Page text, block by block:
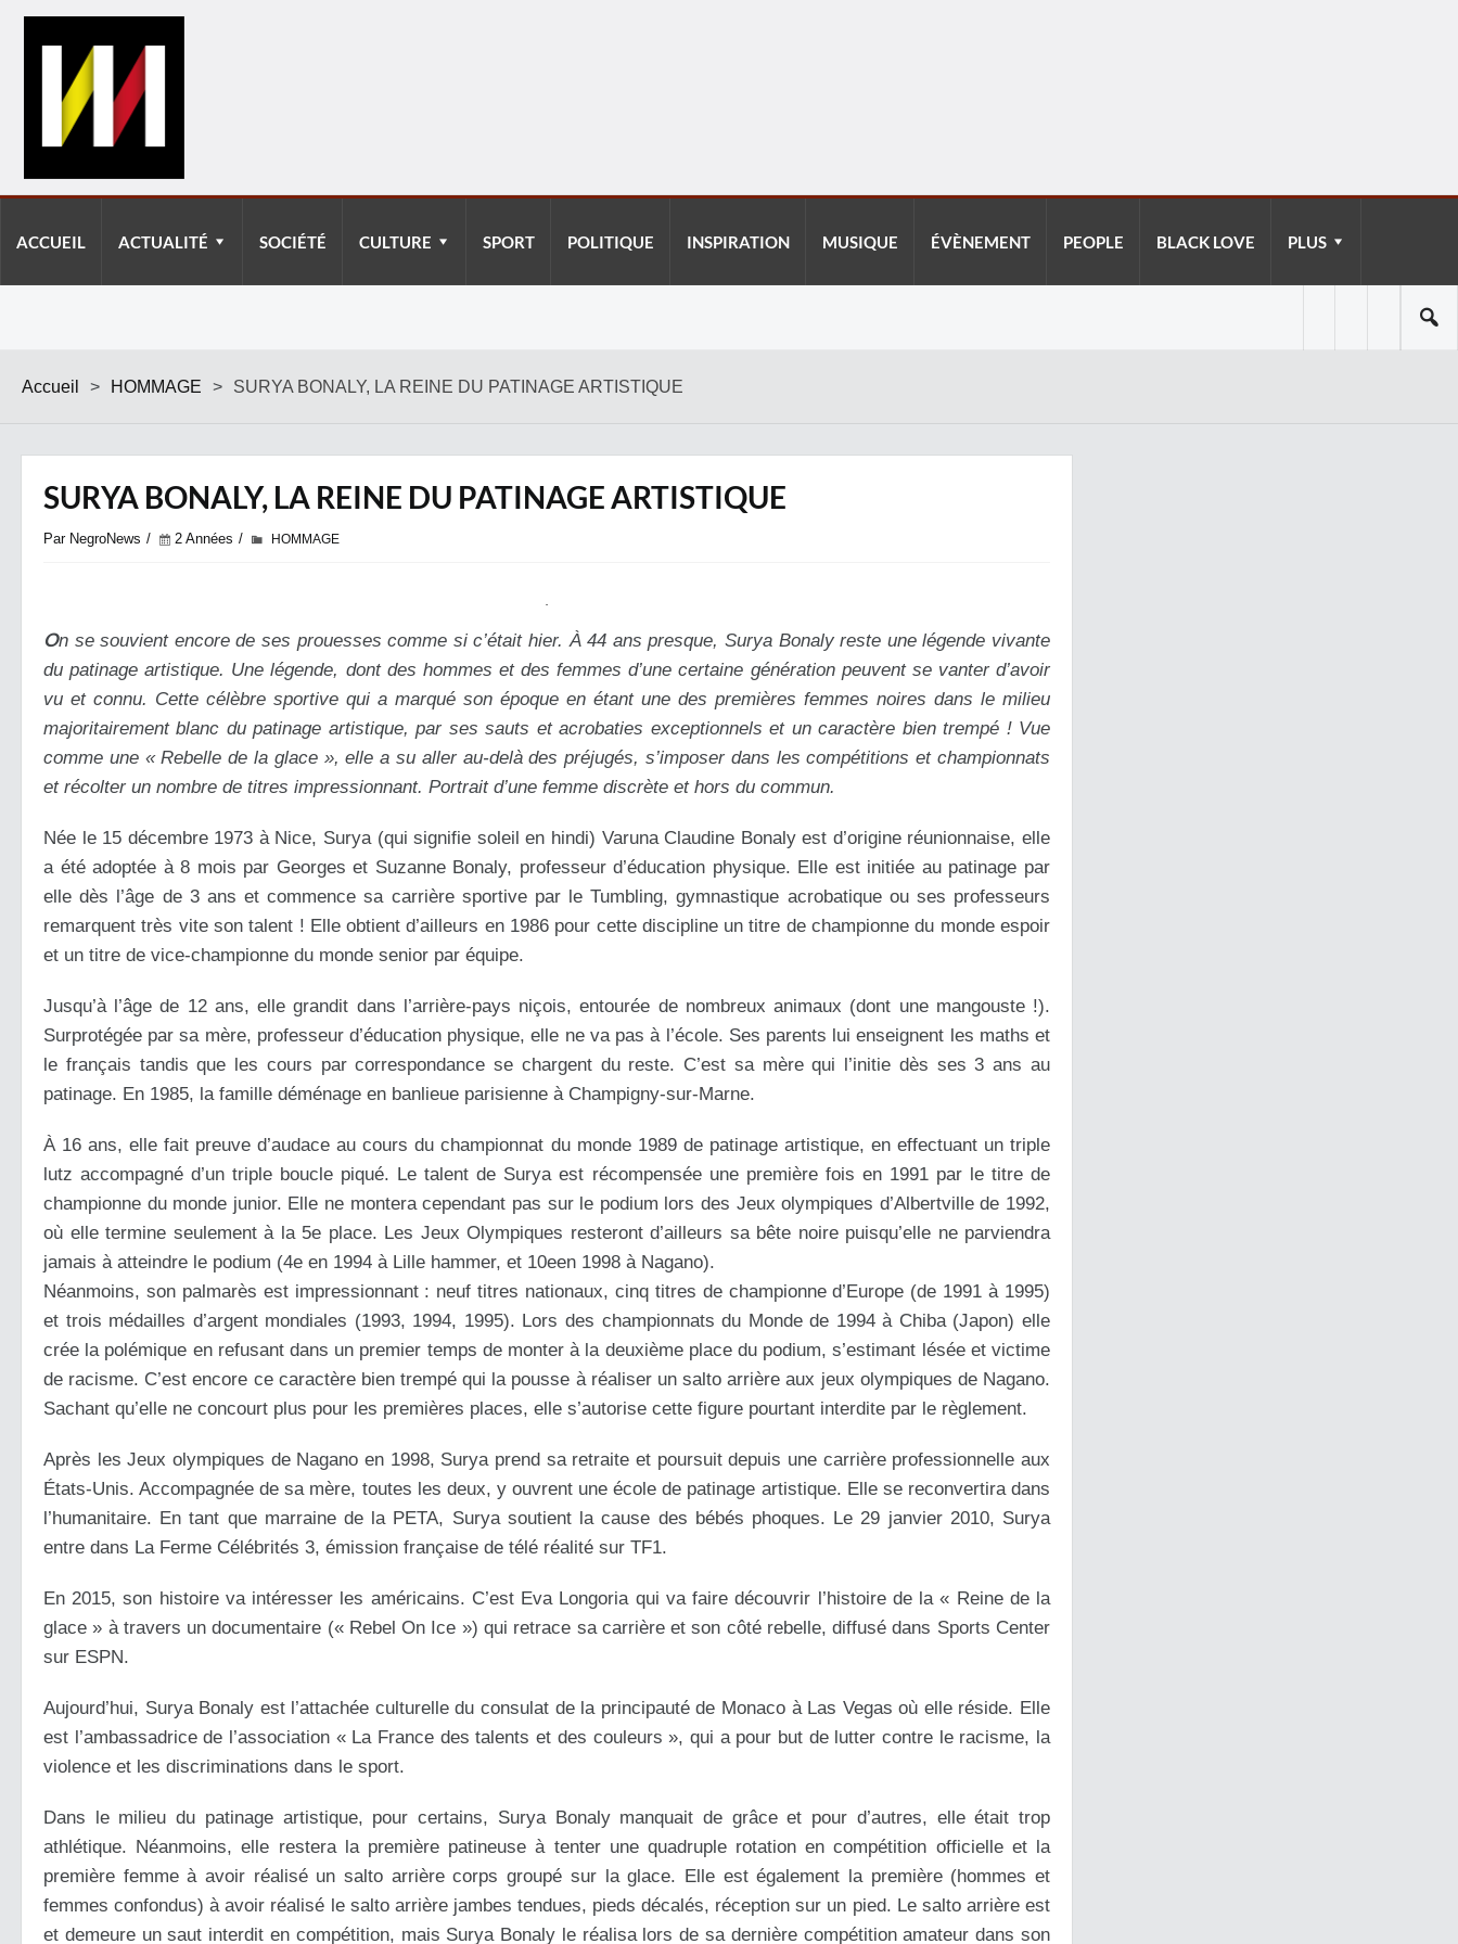
ACCUEIL ACTUALITÉ SOCIÉTÉ CULTURE SPORT POLITIQUE INSPIRATION MUSIQUE ÉVÈNEMENT PEOPLE BLACK LOVE PLUS
Accueil > HOMMAGE > SURYA BONALY, LA REINE DU PATINAGE ARTISTIQUE
SURYA BONALY, LA REINE DU PATINAGE ARTISTIQUE
Par NegroNews 2 Années HOMMAGE
On se souvient encore de ses prouesses comme si c’était hier. À 44 ans presque, Surya Bonaly reste une légende vivante
du patinage artistique. Une légende, dont des hommes et des femmes d’une certaine génération peuvent se vanter d’avoir
vu et connu. Cette célèbre sportive qui a marqué son époque en étant une des premières femmes noires dans le milieu
majoritairement blanc du patinage artistique, par ses sauts et acrobaties exceptionnels et un caractère bien trempé ! Vue
comme une « Rebelle de la glace », elle a su aller au-delà des préjugés, s’imposer dans les compétitions et championnats
et récolter un nombre de titres impressionnant. Portrait d’une femme discrète et hors du commun.
Née le 15 décembre 1973 à Nice, Surya (qui signifie soleil en hindi) Varuna Claudine Bonaly est d’origine réunionnaise, elle
a été adoptée à 8 mois par Georges et Suzanne Bonaly, professeur d’éducation physique. Elle est initiée au patinage par
elle dès l’âge de 3 ans et commence sa carrière sportive par le Tumbling, gymnastique acrobatique ou ses professeurs
remarquent très vite son talent ! Elle obtient d’ailleurs en 1986 pour cette discipline un titre de championne du monde espoir
et un titre de vice-championne du monde senior par équipe.
Jusqu’à l’âge de 12 ans, elle grandit dans l’arrière-pays niçois, entourée de nombreux animaux (dont une mangouste !).
Surprotégée par sa mère, professeur d’éducation physique, elle ne va pas à l’école. Ses parents lui enseignent les maths et
le français tandis que les cours par correspondance se chargent du reste. C’est sa mère qui l’initie dès ses 3 ans au
patinage. En 1985, la famille déménage en banlieue parisienne à Champigny-sur-Marne.
À 16 ans, elle fait preuve d’audace au cours du championnat du monde 1989 de patinage artistique, en effectuant un triple
lutz accompagné d’un triple boucle piqué. Le talent de Surya est récompensée une première fois en 1991 par le titre de
championne du monde junior. Elle ne montera cependant pas sur le podium lors des Jeux olympiques d’Albertville de 1992,
où elle termine seulement à la 5e place. Les Jeux Olympiques resteront d’ailleurs sa bête noire puisqu’elle ne parviendra
jamais à atteindre le podium (4e en 1994 à Lille hammer, et 10een 1998 à Nagano).
Néanmoins, son palmarès est impressionnant : neuf titres nationaux, cinq titres de championne d’Europe (de 1991 à 1995)
et trois médailles d’argent mondiales (1993, 1994, 1995). Lors des championnats du Monde de 1994 à Chiba (Japon) elle
crée la polémique en refusant dans un premier temps de monter à la deuxième place du podium, s’estimant lésée et victime
de racisme. C’est encore ce caractère bien trempé qui la pousse à réaliser un salto arrière aux jeux olympiques de Nagano.
Sachant qu’elle ne concourt plus pour les premières places, elle s’autorise cette figure pourtant interdite par le règlement.
Après les Jeux olympiques de Nagano en 1998, Surya prend sa retraite et poursuit depuis une carrière professionnelle aux
États-Unis. Accompagnée de sa mère, toutes les deux, y ouvrent une école de patinage artistique. Elle se reconvertira dans
l’humanitaire. En tant que marraine de la PETA, Surya soutient la cause des bébés phoques. Le 29 janvier 2010, Surya
entre dans La Ferme Célébrités 3, émission française de télé réalité sur TF1.
En 2015, son histoire va intéresser les américains. C’est Eva Longoria qui va faire découvrir l’histoire de la « Reine de la
glace » à travers un documentaire (« Rebel On Ice ») qui retrace sa carrière et son côté rebelle, diffusé dans Sports Center
sur ESPN.
Aujourd’hui, Surya Bonaly est l’attachée culturelle du consulat de la principauté de Monaco à Las Vegas où elle réside. Elle
est l’ambassadrice de l’association « La France des talents et des couleurs », qui a pour but de lutter contre le racisme, la
violence et les discriminations dans le sport.
Dans le milieu du patinage artistique, pour certains, Surya Bonaly manquait de grâce et pour d’autres, elle était trop
athlétique. Néanmoins, elle restera la première patineuse à tenter une quadruple rotation en compétition officielle et la
première femme à avoir réalisé un salto arrière corps groupé sur la glace. Elle est également la première (hommes et
femmes confondus) à avoir réalisé le salto arrière jambes tendues, pieds décalés, réception sur un pied. Le salto arrière est
et demeure un saut interdit en compétition, mais Surya Bonaly le réalisa lors de sa dernière compétition amateur dans son